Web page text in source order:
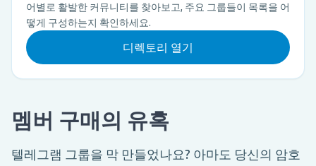
어별로 활발한 커뮤니티를 찾아보고, 주요 그룹들이 목록을 어
떻게 구성하는지 확인하세요.
디렉토리 열기
멤버 구매의 유혹
텔레그램 그룹을 막 만들었나요? 아마도 당신의 암호